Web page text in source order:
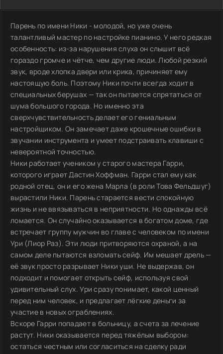
Парень по имени Ники - молодой, но уже очень
талантливый мастер по настройке пианино. У него редкая
особенность: из-за нарушения слуха он слышит всё
гораздо громче и чётче, чем другие люди. Любой резкий
звук, вроде хлопка двери или крика, причиняет ему
настоящую боль. Поэтому Ники почти всегда ходит в
специальных берушах — так он пытается спрятаться от
шума большого города. Но именно эта
сверхчувствительность делает его гениальным
настройщиком. Он замечает даже крошечные ошибки в
звучании инструмента и умеет подстраивать клавиши с
невероятной точностью.
Ники работает учеником у старого мастера Гарри,
которого играет Дастин Хоффман. Гарри стал ему как
родной отец, он и его жена Марла (в роли Това Фельдшуг)
вырастили Ники. Парень старается вести спокойную
жизнь и не ввязываться в неприятности. Но однажды всё
ломается. Он случайно оказывается в богатом доме, где
встречает группу мужчин во главе с человеком по имени
Ури (Лиор Раз). Эти люди притворяются охраной, а на
самом деле пытаются взломать сейф. Им мешает дрель —
её звук просто разрывает Ники уши. Не выдержав, он
подходит и помогает открыть сейф, используя свой
удивительный слух. Ури сразу понимает, какой ценный
перед ним человек, и предлагает лёгкие деньги за
участие в новых ограблениях.
Вскоре Гарри попадает в больницу, а счета за лечение
растут. Ники оказывается перед тяжёлым выбором:
остаться честным или согласиться на сделку ради